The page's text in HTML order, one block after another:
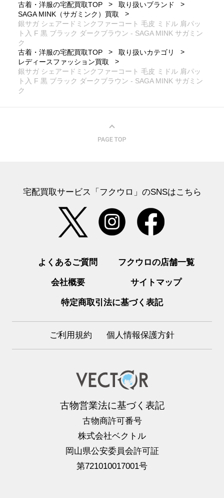
古着・洋服の宅配買取TOP
取り扱いブランド
SAGA MINK（サガミンク）買取
銀サガ シェアードミンクファーコート 毛皮 ミドル 肩パッ
ト入 F 黒 ブラック ダークブラウン - SAGA MINK サガミン
ク
古着・洋服の宅配買取TOP
取り扱いカテゴリ
レディースファッション買取
銀サガ シェアードミンクファーコート 毛皮 ミドル 肩パッ
ト入 F 黒 ブラック ダークブラウン - SAGA MINK サガミン
ク
宅配買取サービス「フクウロ」のSNSはこちら
よくあるご質問 フクウロの店舗一覧
会社概要 サイトマップ
特定商取引法に基づく表記
ご利用規約 個人情報保護方針
古物営業法に基づく表記
古物商許可番号
株式会社ベクトル
岡山県公安委員会許可証
第721010017001号